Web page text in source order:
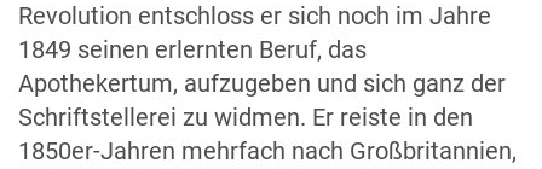
Revolution entschloss er sich noch im Jahre
1849 seinen erlernten Beruf, das
Apothekertum, aufzugeben und sich ganz der
Schriftstellerei zu widmen. Er reiste in den
1850er-Jahren mehrfach nach Großbritannien,